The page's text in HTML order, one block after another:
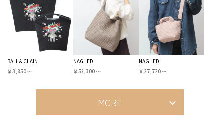
BALL＆CHAIN
￥3,850 〜
NAGHEDI
￥58,300 〜
NAGHEDI
￥27,720 〜
MORE